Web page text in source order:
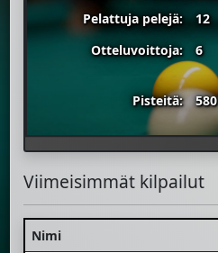
Pelattuja pelejä:
12
Otteluvoittoja:
6
Pisteitä:
580
Viimeisimmät kilpailut
Nimi